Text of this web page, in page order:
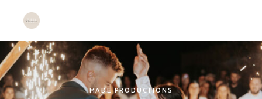
MADE PRODUCTIONS